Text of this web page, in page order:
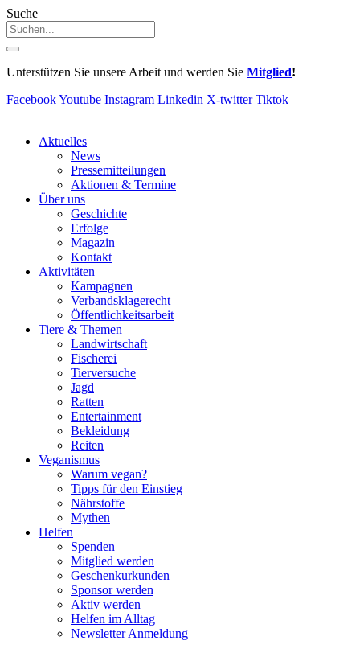
Suche
Unterstützen Sie unsere Arbeit und werden Sie Mitglied!
FacebookYoutube Instagram Linkedin X-twitter Tiktok
Aktuelles
News
Pressemitteilungen
Aktionen & Termine
Über uns
Geschichte
Erfolge
Magazin
Kontakt
Aktivitäten
Kampagnen
Verbandsklagerecht
Öffentlichkeitsarbeit
Tiere & Themen
Landwirtschaft
Fischerei
Tierversuche
Jagd
Ratten
Entertainment
Bekleidung
Reiten
Veganismus
Warum vegan?
Tipps für den Einstieg
Nährstoffe
Mythen
Helfen
Spenden
Mitglied werden
Geschenkurkunden
Sponsor werden
Aktiv werden
Helfen im Alltag
Newsletter Anmeldung